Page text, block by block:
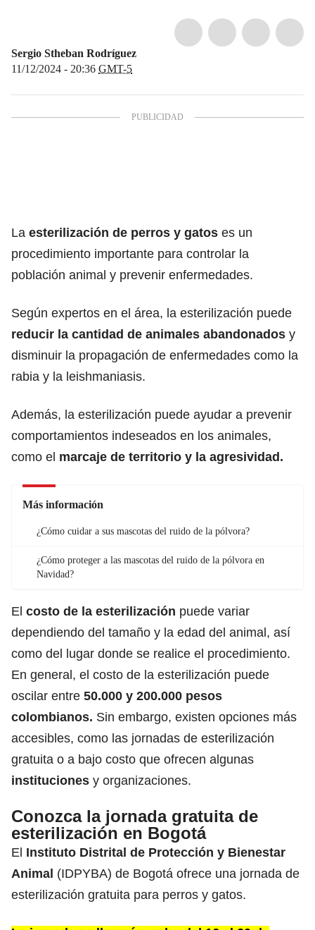
Sergio Stheban Rodríguez
11/12/2024 - 20:36 GMT-5
La esterilización de perros y gatos es un
procedimiento importante para controlar la
población animal y prevenir enfermedades.
Según expertos en el área, la esterilización puede
reducir la cantidad de animales abandonados y
disminuir la propagación de enfermedades como la
rabia y la leishmaniasis.
Además, la esterilización puede ayudar a prevenir
comportamientos indeseados en los animales,
como el marcaje de territorio y la agresividad.
Más información
¿Cómo cuidar a sus mascotas del ruido de la pólvora?
¿Cómo proteger a las mascotas del ruido de la pólvora en
Navidad?
El costo de la esterilización puede variar
dependiendo del tamaño y la edad del animal, así
como del lugar donde se realice el procedimiento.
En general, el costo de la esterilización puede
oscilar entre 50.000 y 200.000 pesos
colombianos. Sin embargo, existen opciones más
accesibles, como las jornadas de esterilización
gratuita o a bajo costo que ofrecen algunas
instituciones y organizaciones.
Conozca la jornada gratuita de
esterilización en Bogotá
El Instituto Distrital de Protección y Bienestar
Animal (IDPYBA) de Bogotá ofrece una jornada de
esterilización gratuita para perros y gatos.